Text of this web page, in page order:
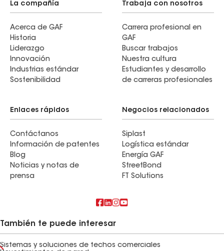
La compañía
Acerca de GAF
Historia
Liderazgo
Innovación
Industrias estándar
Sostenibilidad
Trabaja con nosotros
Carrera profesional en
GAF
Buscar trabajos
Nuestra cultura
Estudiantes y desarrollo
de carreras profesionales
Enlaces rápidos
Contáctanos
Información de patentes
Blog
Noticias y notas de
prensa
Negocios relacionados
Siplast
Logística estándar
Energía GAF
StreetBond
FT Solutions
También te puede interesar
Sistemas y soluciones de techos comerciales